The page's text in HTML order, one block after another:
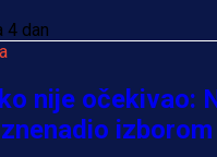
4 dan
nije očekivao: